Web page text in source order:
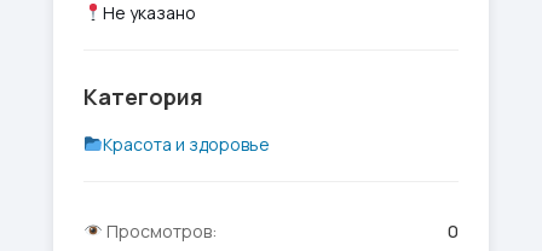
Не указано
Категория
Красота и здоровье
Просмотров:
0